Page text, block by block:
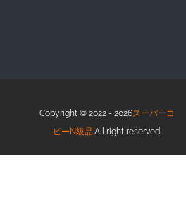
Copyright © 2022 - 2026スーパーコ
ピーN級品.All right reserved.